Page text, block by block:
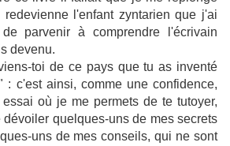
l'enfant zyntarienque j'ai
parvenir à comprendre l'écrivain
devenu.
toi de ce pays que tu as inventé
: c'est ainsi, comme une confidence,
où je me permets de te tutoyer,
dévoiler quelques-uns de mes secrets
uns de mes conseils, qui ne sont